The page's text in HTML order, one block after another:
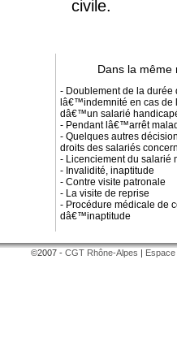
civile.
Dans la même
- Doublement de la durée
lâ€™indemnité en cas de
dâ€™un salarié
- Pendant lâ€™arrêt
- Quelques autres
droits des salariés
- Licenciement du salarié
- Invalidité, inaptitude
- Contre visite patronale
- La visite de reprise
- Procédure médicale de
dâ€™inaptitude
©2007 - CGT Rhône-Alpes |